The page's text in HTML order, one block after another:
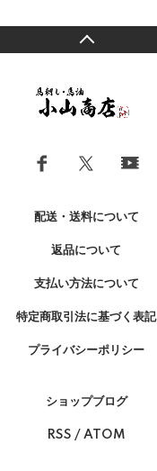
配送・送料について
返品について
支払い方法について
特定商取引法に基づく表記
プライバシーポリシー
ショップブログ
RSS / ATOM